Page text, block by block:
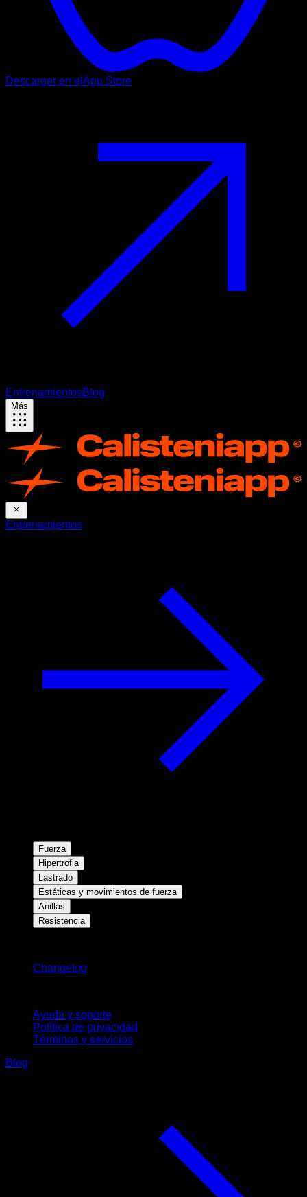
Descargar en el App Store
EntrenamientosBlog
Más
Entrenamientos
Fuerza
Hipertrofia
Lastrado
Estáticas y movimientos de fuerza
Anillas
Resistencia
Changelog
Ayuda y soporte
Política de privacidad
Términos y servicios
Blog